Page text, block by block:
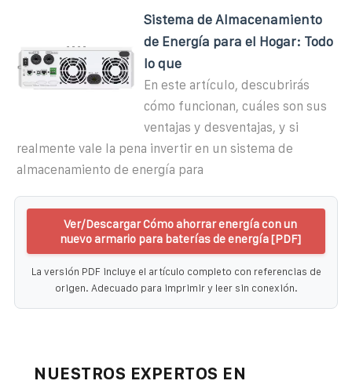
Sistema de Almacenamiento
de Energía para el Hogar: Todo
lo que
En este artículo, descubrirás
cómo funcionan, cuáles son sus
ventajas y desventajas, y si
realmente vale la pena invertir en un sistema de
almacenamiento de energía para
Ver/Descargar Cómo ahorrar energía con un
nuevo armario para baterías de energía [PDF]
La versión PDF incluye el artículo completo con referencias de
origen. Adecuado para imprimir y leer sin conexión.
NUESTROS EXPERTOS EN